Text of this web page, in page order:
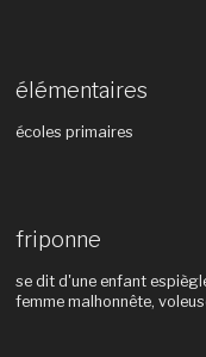
élémentaires
écoles primaires
friponne
se dit d'une enfant
femme malhonnête,